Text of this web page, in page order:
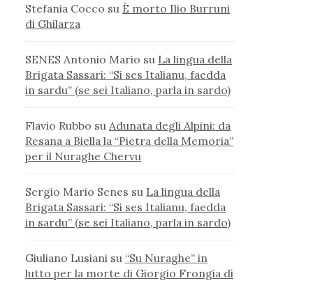
Stefania Cocco su È morto Ilio Burruni
di Ghilarza
SENES Antonio Mario su La lingua della
Brigata Sassari: “Si ses Italianu, faedda
in sardu” (se sei Italiano, parla in sardo)
Flavio Rubbo su Adunata degli Alpini: da
Resana a Biella la “Pietra della Memoria”
per il Nuraghe Chervu
Sergio Mario Senes su La lingua della
Brigata Sassari: “Si ses Italianu, faedda
in sardu” (se sei Italiano, parla in sardo)
Giuliano Lusiani su “Su Nuraghe” in
lutto per la morte di Giorgio Frongia di